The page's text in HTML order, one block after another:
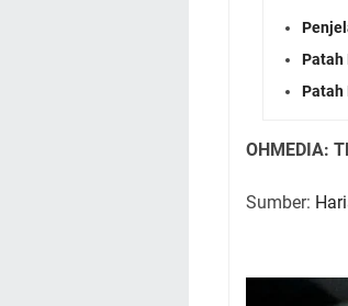
Patah
Patah
OHMEDIA:
Sumber: